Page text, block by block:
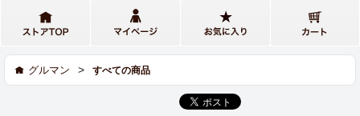
グルマン > すべての商品